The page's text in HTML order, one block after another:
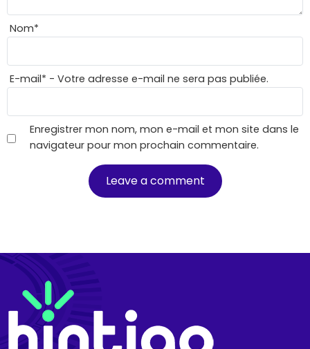
Nom*
E-mail* - Votre adresse e-mail ne sera pas publiée.
Enregistrer mon nom, mon e-mail et mon site dans le
navigateur pour mon prochain commentaire.